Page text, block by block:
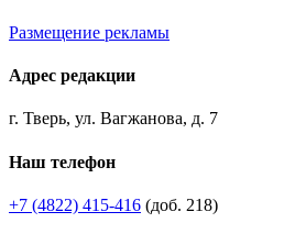
Размещение рекламы
Адрес редакции
г. Тверь, ул. Вагжанова, д. 7
Наш телефон
+7 (4822) 415-416 (доб. 218)